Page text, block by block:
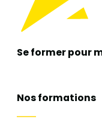
Se former pour
Nos formations